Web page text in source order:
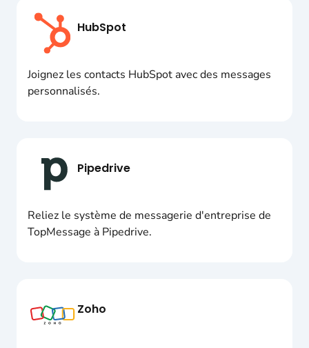
HubSpot
Joignez les contacts HubSpot avec des messages
personnalisés.
Pipedrive
Reliez le système de messagerie d'entreprise de
TopMessage à Pipedrive.
Zoho